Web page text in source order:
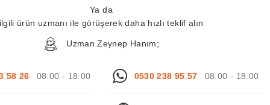
Ya da
ilgili ürün uzmanı ile görüşerek daha hızlı teklif alın
Uzman Zeynep Hanım;
58 26 08:00 - 18:00 0530 238 95 57 08:00 - 18:00